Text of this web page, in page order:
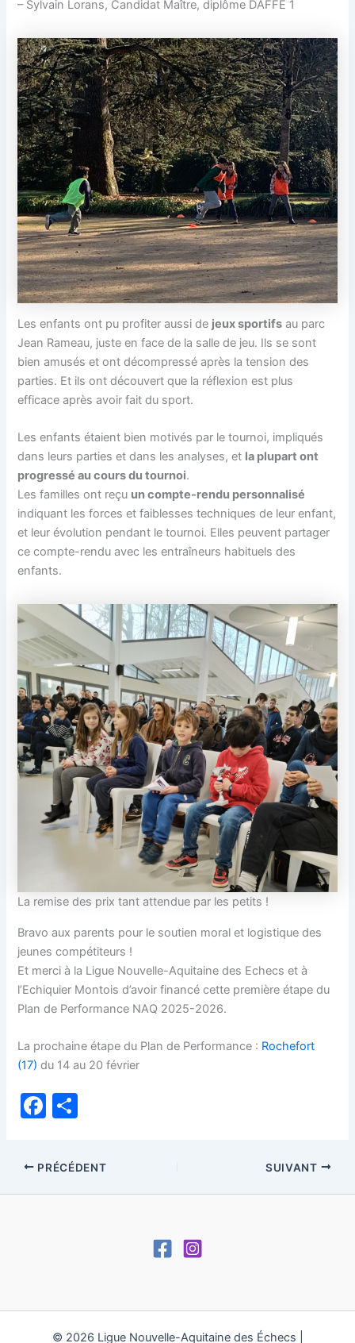
– Sylvain Lorans, Candidat Maître, diplôme DAFFE 1
Les enfants ont pu profiter aussi de jeux sportifs au parc
Jean Rameau, juste en face de la salle de jeu. Ils se sont
bien amusés et ont décompressé après la tension des
parties. Et ils ont découvert que la réflexion est plus
efficace après avoir fait du sport.
Les enfants étaient bien motivés par le tournoi, impliqués
dans leurs parties et dans les analyses, et la plupart ont
progressé au cours du tournoi.
Les familles ont reçu un compte-rendu personnalisé
indiquant les forces et faiblesses techniques de leur enfant,
et leur évolution pendant le tournoi. Elles peuvent partager
ce compte-rendu avec les entraîneurs habituels des
enfants.
La remise des prix tant attendue par les petits !
Bravo aux parents pour le soutien moral et logistique des
jeunes compétiteurs !
Et merci à la Ligue Nouvelle-Aquitaine des Echecs et à
l’Echiquier Montois d’avoir financé cette première étape du
Plan de Performance NAQ 2025-2026.
La prochaine étape du Plan de Performance : Rochefort
(17) du 14 au 20 février
F
c
e
ta
g
PRÉCÉDENT SUIVANT
© 2026 Ligue Nouvelle-Aquitaine des Échecs |